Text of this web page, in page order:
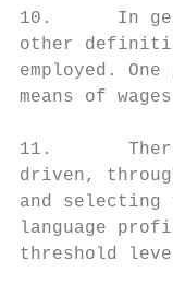
10.      In
other
employed.
means of
11.
driven,
and selecting
language
threshold